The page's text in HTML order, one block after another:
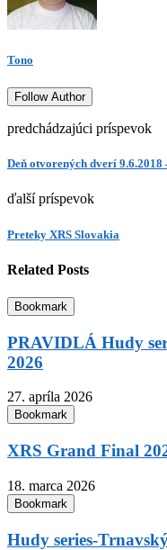
Tono
Follow Author
predchádzajúci príspevok
Deň otvorených dverí
ďalší príspevok
Preteky XRS Slovakia
Related Posts
Bookmark
PRAVIDLÁ Hudy
2026
27. apríla 2026
Bookmark
XRS Grand Final
18. marca 2026
Bookmark
Hudy series-